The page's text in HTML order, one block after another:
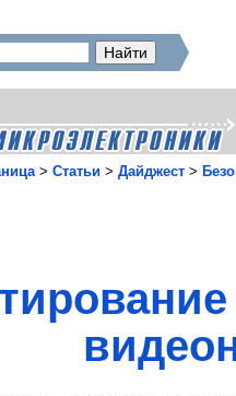
> Статьи > Дайджест >